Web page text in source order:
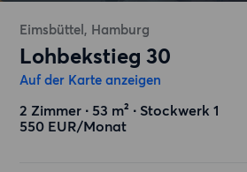
Eimsbüttel, Hamburg
Lohbekstieg 30
Auf der Karte anzeigen
2 Zimmer ∙ 53 m² ∙ Stockwerk 1
550 EUR/Monat